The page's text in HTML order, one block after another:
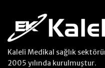
Kaleli Medikal sağlık
2005 yılında kurulmuştur.